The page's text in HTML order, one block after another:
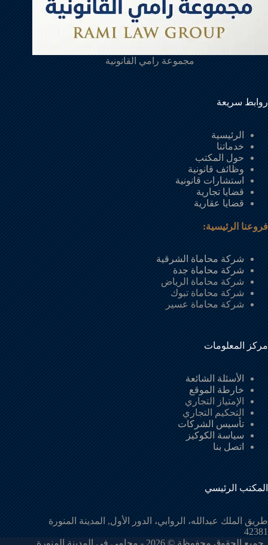
مجموعة رامي القانونية
روابط سريعة
الرئيسية
خدماتنا
حول المكتب
وظائف قانونية
استشارات قانونية
قضايا تجارية
قضايا عقارية
فروعنا الرئيسية:
شركة محاماة الشرقية
شركة محاماة جدة
شركة محاماة الرياض
شركة محاماة تبوك
شركة محاماة عسير
مركز المعلومات
الأسئلة الشائعة
خارطة الموقع
الإمتياز التجاري
التحكيم التجاري
تأسيس الشركات
سياسة الكوكيز
اتصل بنا
المكتب الرئيسي
طريق الملك عبدالله، الروابي، الدور الأول, المدينة المنورة
42381
جميع الحقوق محفوظة © 2026 - محامي في المدينة المنورة